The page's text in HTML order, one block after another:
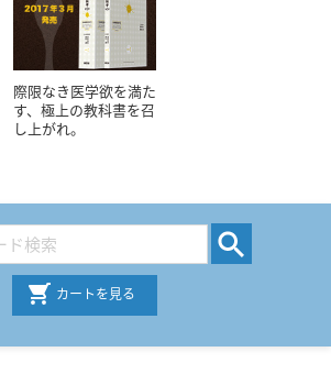
際限なき医学欲を満た
す、極上の教科書を召
し上がれ。
カートを見る